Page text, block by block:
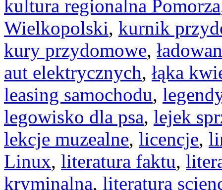
kultura regionalna Pomorza
Wielkopolski, kurnik
kury przydomowe,
aut elektrycznych, łąka
leasing samochodu,
legowisko dla psa, lejek
lekcje muzealne, licencje,
Linux, literatura faktu,
kryminalna, literatura